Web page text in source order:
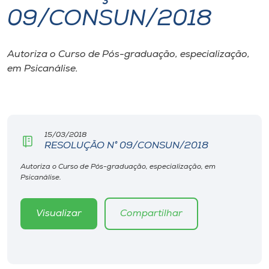
I.nova
Diplomados
CPA
Biblioteca
Editora
09/CONSUN/2018
Autoriza o Curso de Pós-graduação, especialização,
em Psicanálise.
15/03/2018
RESOLUÇÃO N° 09/CONSUN/2018
Autoriza o Curso de Pós-graduação, especialização, em
Psicanálise.
Visualizar Compartilhar